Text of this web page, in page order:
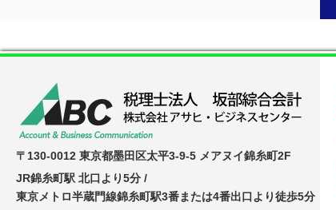
〒130-0012 東京都墨田区太平3-9-5 メアヌイ錦糸町2F
JR錦糸町駅 北口より5分 /
東京メトロ半蔵門線錦糸町駅3番または4番出口より徒歩5分